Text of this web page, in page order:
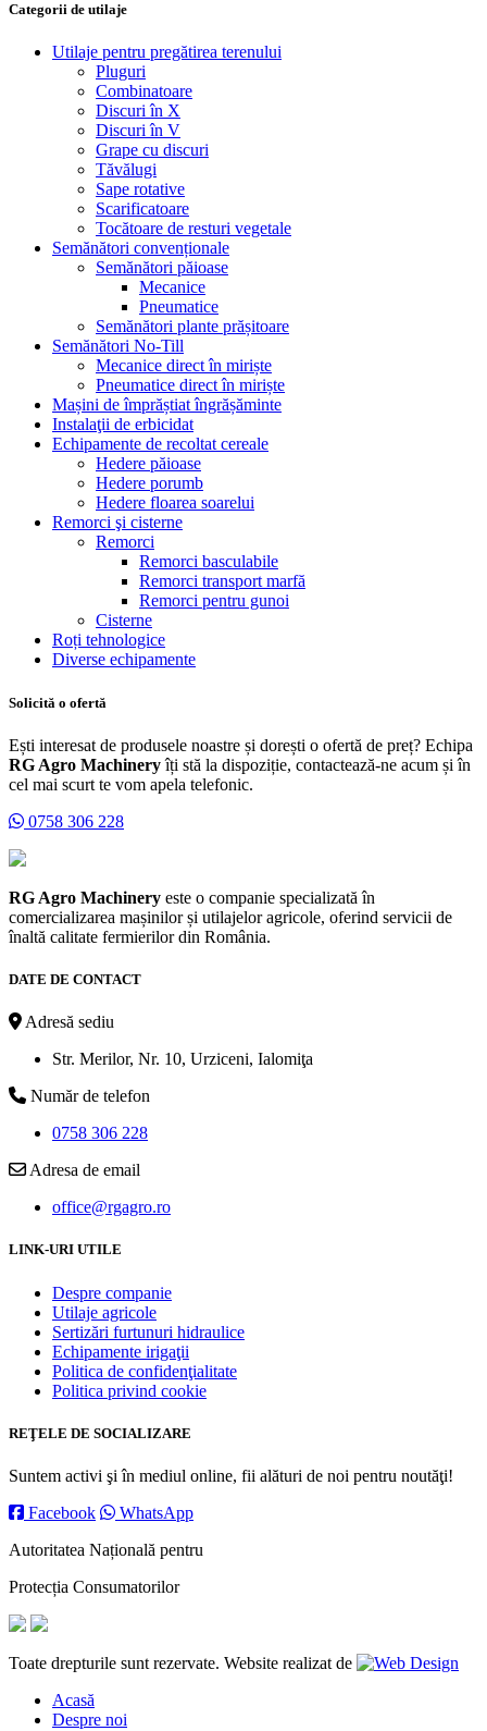
Categorii de utilaje
Utilaje pentru pregătirea terenului
Pluguri
Combinatoare
Discuri în X
Discuri în V
Grape cu discuri
Tăvălugi
Sape rotative
Scarificatoare
Tocătoare de resturi vegetale
Semănători convenționale
Semănători păioase
Mecanice
Pneumatice
Semănători plante prășitoare
Semănători No-Till
Mecanice direct în miriște
Pneumatice direct în miriște
Mașini de împrăștiat îngrășăminte
Instalaţii de erbicidat
Echipamente de recoltat cereale
Hedere păioase
Hedere porumb
Hedere floarea soarelui
Remorci şi cisterne
Remorci
Remorci basculabile
Remorci transport marfă
Remorci pentru gunoi
Cisterne
Roți tehnologice
Diverse echipamente
Solicită o ofertă
Ești interesat de produsele noastre și dorești o ofertă de preț? Echipa
RG Agro Machineryîți stă la dispoziție, contactează-ne acum și în
cel mai scurt te vom apela telefonic.
0758 306 228
RG Agro Machinery este o companie specializată în
comercializarea mașinilor și utilajelor agricole, oferind servicii de
înaltă calitate fermierilor din România.
DATE DE CONTACT
Adresă sediu
Str. Merilor, Nr. 10, Urziceni, Ialomiţa
Număr de telefon
0758 306 228
Adresa de email
office@rgagro.ro
LINK-URI UTILE
Despre companie
Utilaje agricole
Sertizări furtunuri hidraulice
Echipamente irigaţii
Politica de confidenţialitate
Politica privind cookie
REŢELE DE SOCIALIZARE
Suntem activi şi în mediul online, fii alături de noi pentru noutăţi!
Facebook
WhatsApp
Autoritatea Națională pentru
Protecția Consumatorilor
Toate drepturile sunt rezervate. Website realizat de
Acasă
Despre noi